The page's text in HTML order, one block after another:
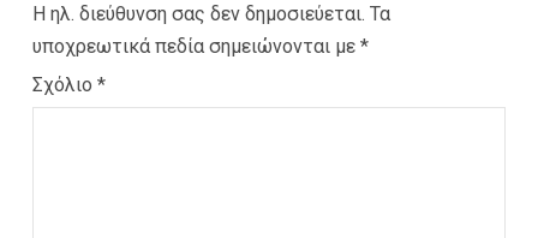
Η ηλ. διεύθυνση σας δεν δημοσιεύεται. Τα
υποχρεωτικά πεδία σημειώνονται με *
Σχόλιο *